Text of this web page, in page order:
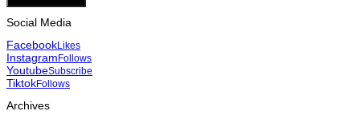
Social Media
FacebookLikes
InstagramFollows
YoutubeSubscribe
TiktokFollows
Archives